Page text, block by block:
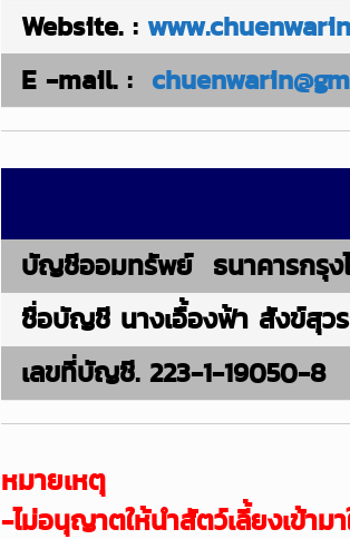
Website. :
E -mail. :
บัญชีออมทรัพย์ ธนาคารกรุง
ชื่อบัญชี นางเอื้องฟ้า สังข์สุว
เลขที่บัญชี. 223-1-19050-8
หมายเหตุ
-ไม่อนุญาตให้นำสัตว์เลี้ยงเข้าม